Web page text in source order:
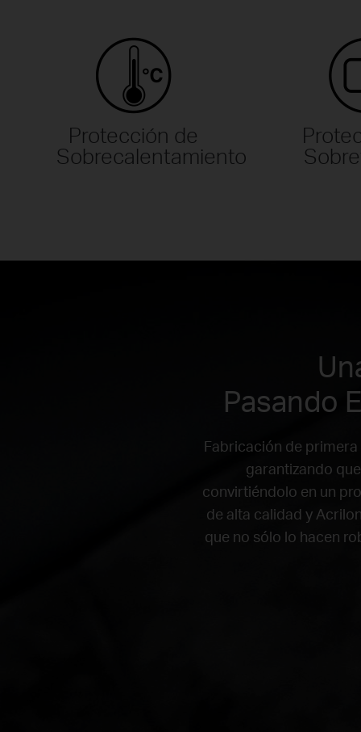
Protección de
Sobrecalentamiento
Pasando
Fabricación de
garantizando
convirtiéndolo en un
de alta calidad y
que no sólo lo hacen